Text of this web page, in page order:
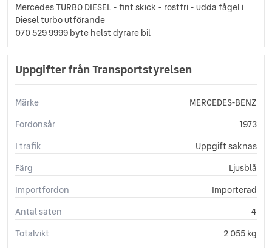
Mercedes TURBO DIESEL - fint skick - rostfri - udda fågel i
Diesel turbo utförande
070 529 9999 byte helst dyrare bil
Uppgifter från Transportstyrelsen
Märke
MERCEDES-BENZ
Fordonsår
1973
I trafik
Uppgift saknas
Färg
Ljusblå
Importfordon
Importerad
Antal säten
4
Totalvikt
2 055 kg